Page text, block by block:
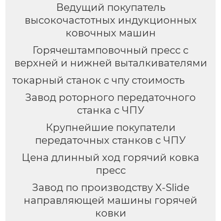
Ведущий покупатель
высокочастотных индукционных
ковочных машин
Горячештамповочный пресс с
верхней и нижней выталкивателями
токарный станок с чпу стоимость
Завод роторного передаточного
станка с ЧПУ
Крупнейшие покупатели
передаточных станков с ЧПУ
Цена длинный ход горячий ковка
пресс
Завод по производству X-Slide
направляющей машины горячей
ковки